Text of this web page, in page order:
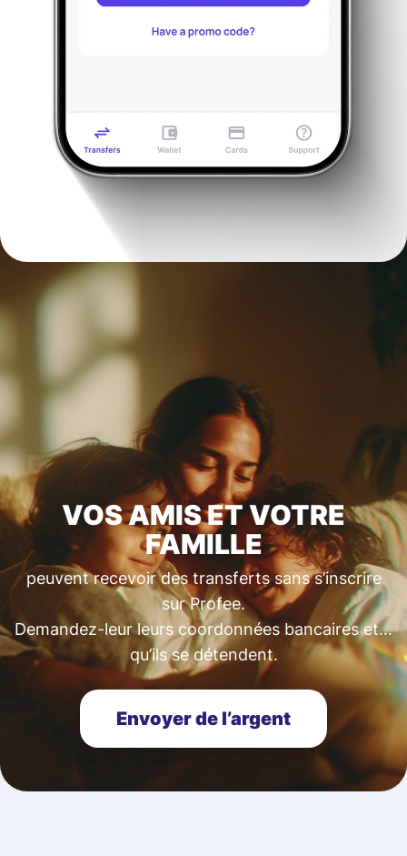
VOS AMIS ET VOTRE
FAMILLE
peuvent recevoir des transferts sans s’inscrire
sur Profee.
Demandez-leur leurs coordonnées bancaires et…
qu’ils se détendent.
Envoyer de l’argent